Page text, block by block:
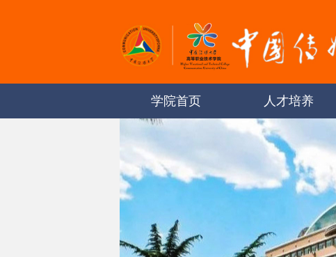
学院首页 人才培养